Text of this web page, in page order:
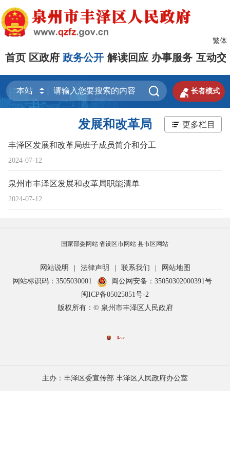
繁体
首页 区政府 政务公开 解读回应 办事服务 互动交
  长者模式
发展和改革局 更多栏目
2024-07-12
丰泽区发展和改革局班子成员简介和分工
2024-07-12
泉州市丰泽区发展和改革局职能清单
国家部委网站省设区市网站 县市区网站
网站说明 | 法律声明 | 联系我们 |
网站地图
网站标识码：3505030001
闽公网安备：35050302000391号
闽ICP备05025851号-2
版权所有：© 泉州市丰泽区人民政府
主办：丰泽区委宣传部 丰泽区人民政府办公室